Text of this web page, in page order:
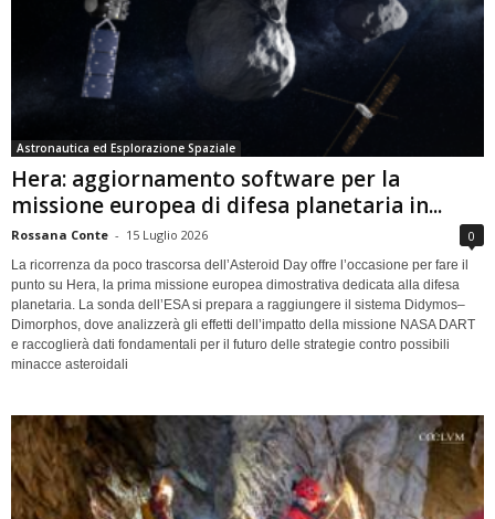
Astronautica ed Esplorazione Spaziale
Hera: aggiornamento software per la
missione europea di difesa planetaria in...
Rossana Conte - 15 Luglio 2026 0
La ricorrenza da poco trascorsa dell’Asteroid Day offre l’occasione per fare il
punto su Hera, la prima missione europea dimostrativa dedicata alla difesa
planetaria. La sonda dell’ESA si prepara a raggiungere il sistema Didymos–
Dimorphos, dove analizzerà gli effetti dell’impatto della missione NASA DART
e raccoglierà dati fondamentali per il futuro delle strategie contro possibili
minacce asteroidali